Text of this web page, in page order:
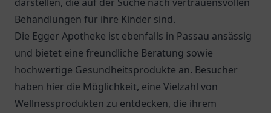
Behandlungen für ihre Kinder sind.
Die Egger Apotheke ist ebenfalls in Passau ansässig
und bietet eine freundliche Beratung sowie
hochwertige Gesundheitsprodukte an. Besucher
haben hier die Möglichkeit, eine Vielzahl von
Wellnessprodukten zu entdecken, die ihrem